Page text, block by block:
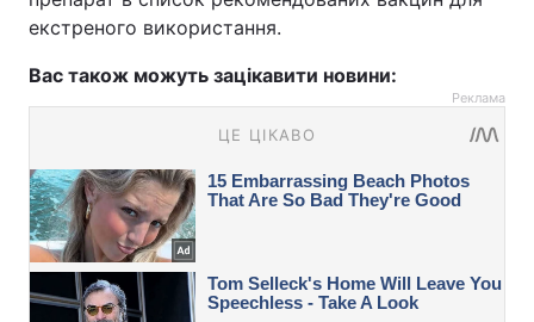
екстреного використання.
Вас також можуть зацікавити новини:
Реклама